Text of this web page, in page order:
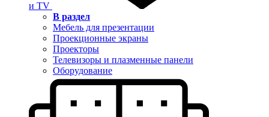
и TV
В раздел
Мебель для презентации
Проекционные экраны
Проекторы
Телевизоры и плазменные панели
Оборудование